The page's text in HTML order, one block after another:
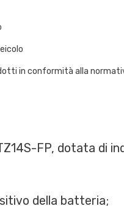
in conformità alla
FP, dotata di
della batteria;